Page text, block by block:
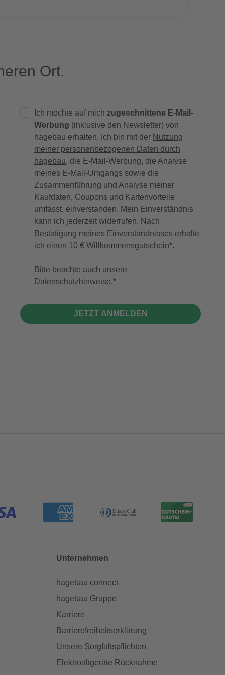
Ort.
Ich möchte auf mich zugeschnittene E-Mail-
Werbung (inklusive den Newsletter) von
hagebau erhalten. Ich bin mit der Nutzung
meiner personenbezogenen Daten durch
hagebau, die E-Mail-Werbung, die Analyse
meines E-Mail-Umgangs sowie die
Zusammenführung und Analyse meiner
Kaufdaten, Coupons und Kartenvorteile
umfasst, einverstanden. Mein Einverständnis
kann ich jederzeit widerrufen. Nach
Bestätigung meines Einverständnisses erhalte
ich einen 10 € Willkommensgutschein*.
Bitte beachte auch unsere
Datenschutzhinweise.
JETZT ANMELDEN
Unternehmen
hagebau connect
hagebau Gruppe
Karriere
Barrierefreiheitserklärung
Unsere Sorgfaltspflichten
Elektroaltgeräte Rücknahme